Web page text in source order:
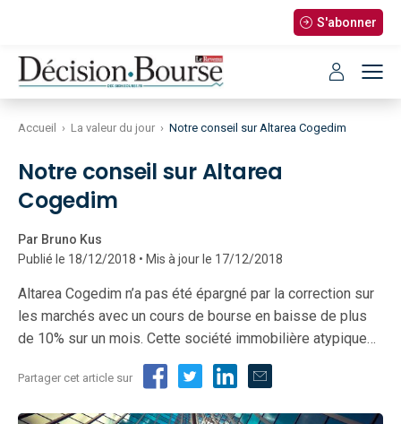
S'abonner
Accueil › La valeur du jour › Notre conseil sur Altarea Cogedim
Notre conseil sur Altarea
Cogedim
Par Bruno Kus
Publié le 18/12/2018 • Mis à jour le 17/12/2018
Altarea Cogedim n’a pas été épargné par la correction sur
les marchés avec un cours de bourse en baisse de plus
de 10% sur un mois. Cette société immobilière atypique…
Partager cet article sur